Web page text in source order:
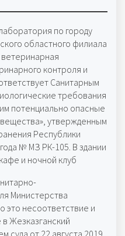
по городу
областного филиала
контроля и
Санитарным
требования
потенциально опасные
утвержденным
Республики
№ МЗ РК-105. В здании
и ночной клуб
Министерства
это несоответствие и
Жезказганский